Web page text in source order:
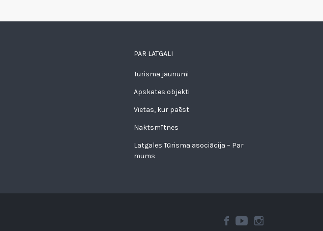
PAR LATGALI
Tūrisma jaunumi
Apskates objekti
Vietas, kur paēst
Naktsmītnes
Latgales Tūrisma asociācija – Par
mums